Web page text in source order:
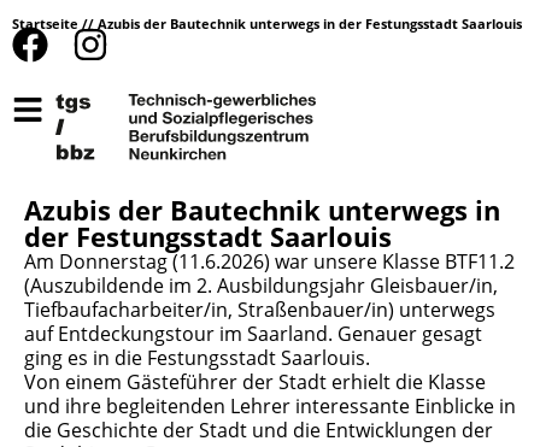
Startseite // Azubis der Bautechnik unterwegs in der Festungsstadt Saarlouis
Azubis der Bautechnik unterwegs in
der Festungsstadt Saarlouis
Am Donnerstag (11.6.2026) war unsere Klasse BTF11.2
(Auszubildende im 2. Ausbildungsjahr Gleisbauer/in,
Tiefbaufacharbeiter/in, Straßenbauer/in) unterwegs
auf Entdeckungstour im Saarland. Genauer gesagt
ging es in die Festungsstadt Saarlouis.
Von einem Gästeführer der Stadt erhielt die Klasse
und ihre begleitenden Lehrer interessante Einblicke in
die Geschichte der Stadt und die Entwicklungen der